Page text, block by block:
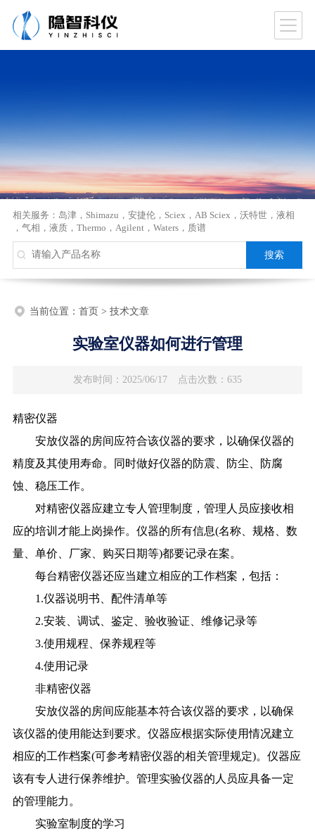
相关服务： 岛津， Shimazu ， 安捷伦， Sciex ， AB Sciex ， 沃特世， 液相
， 气相 ， 液质， Thermo ， Agilent ， Waters， 质谱
当前位置： 首页> 技术文章
实验室仪器如何进行管理
发布时间：2025/06/17 点击次数：635
精密仪器
安放仪器的房间应符合该仪器的要求，以确保仪器的
精度及其使用寿命。同时做好仪器的防震、防尘、防腐
蚀、稳压工作。
对精密仪器应建立专人管理制度，管理人员应接收相
应的培训才能上岗操作。仪器的所有信息(名称、规格、数
量、单价、厂家、购买日期等)都要记录在案。
每台精密仪器还应当建立相应的工作档案，包括：
1.仪器说明书、配件清单等
2.安装、调试、鉴定、验收验证、维修记录等
3.使用规程、保养规程等
4.使用记录
非精密仪器
安放仪器的房间应能基本符合该仪器的要求，以确保
该仪器的使用能达到要求。仪器应根据实际使用情况建立
相应的工作档案(可参考精密仪器的相关管理规定)。仪器应
该有专人进行保养维护。管理实验仪器的人员应具备一定
的管理能力。
实验室制度的学习